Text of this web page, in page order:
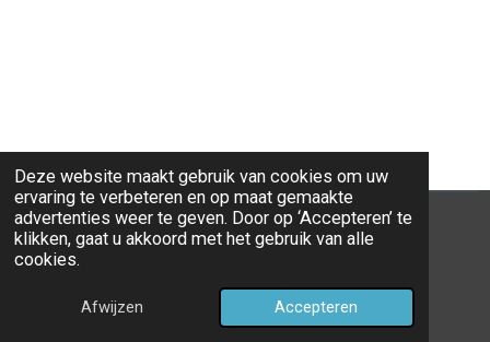
Deze website maakt gebruik van cookies om uw
ervaring te verbeteren en op maat gemaakte
advertenties weer te geven. Door op ‘Accepteren’ te
klikken, gaat u akkoord met het gebruik van alle
cookies.
Afwijzen Accepteren
Powered byJouwWeb